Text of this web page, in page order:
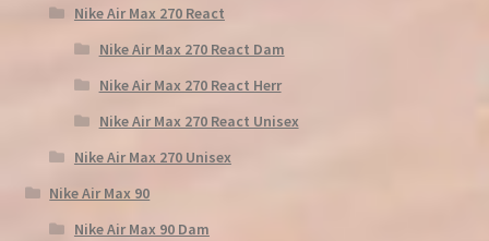
Nike Air Max 270 React
Nike Air Max 270 React Dam
Nike Air Max 270 React Herr
Nike Air Max 270 React Unisex
Nike Air Max 270 Unisex
Nike Air Max 90
Nike Air Max 90 Dam